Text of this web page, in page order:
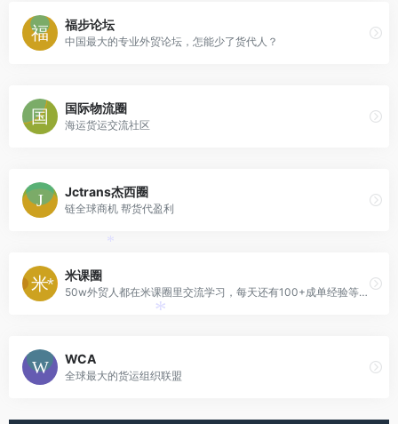
福步论坛
中国最大的专业外贸论坛，怎能少了货代人？
国际物流圈
海运货运交流社区
Jctrans杰西圈
链全球商机 帮货代盈利
米课圈
50w外贸人都在米课圈里交流学习，每天还有100+成单经验等你学习。
WCA
全球最大的货运组织联盟
*